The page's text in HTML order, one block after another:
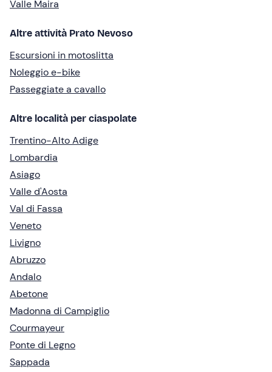
Valle Maira
Altre attività Prato Nevoso
Escursioni in motoslitta
Noleggio e-bike
Passeggiate a cavallo
Altre località per ciaspolate
Trentino-Alto Adige
Lombardia
Asiago
Valle d'Aosta
Val di Fassa
Veneto
Livigno
Abruzzo
Andalo
Abetone
Madonna di Campiglio
Courmayeur
Ponte di Legno
Sappada